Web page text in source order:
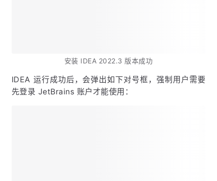
安装 IDEA 2022.3 版本成功
IDEA 运行成功后，会弹出如下对号框，强制用户需要
先登录 JetBrains 账户才能使用：